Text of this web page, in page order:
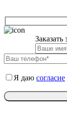
Заказать
Я даю согласие